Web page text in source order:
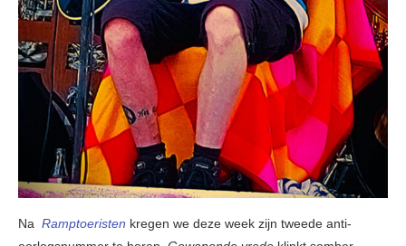
Na Ramptoeristen kregen we deze week zijn tweede anti-